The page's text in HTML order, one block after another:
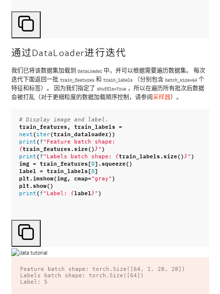
通过DataLoader进行迭代
我们已将该数据集加载到 DataLoader 中，并可以根据需要遍历数据集。 每次
迭代下面返回一批 train_features 和 train_labels （分别包含 batch_size=64 个
特征和标签）。 因为我们指定了 shuffle=True ，所以在遍历所有批次后数据
会被打乱（对于更细粒度的数据加载顺序控制，请参阅采样器）。
# Display image and label.
train_features, train_labels =
next (iter(train_dataloader))
print (f
{train_features.size()}" )
print (f"Labels batch shape: {train_labels.size()}" )
img = train_features[0] .squeeze()
label = train_labels[0]
plt.imshow(img, cmap="gray" )
plt.show()
print (f"Label: {label }" )
Feature batch shape: torch.Size([64, 1, 28, 28])
Labels batch shape: torch.Size([64])